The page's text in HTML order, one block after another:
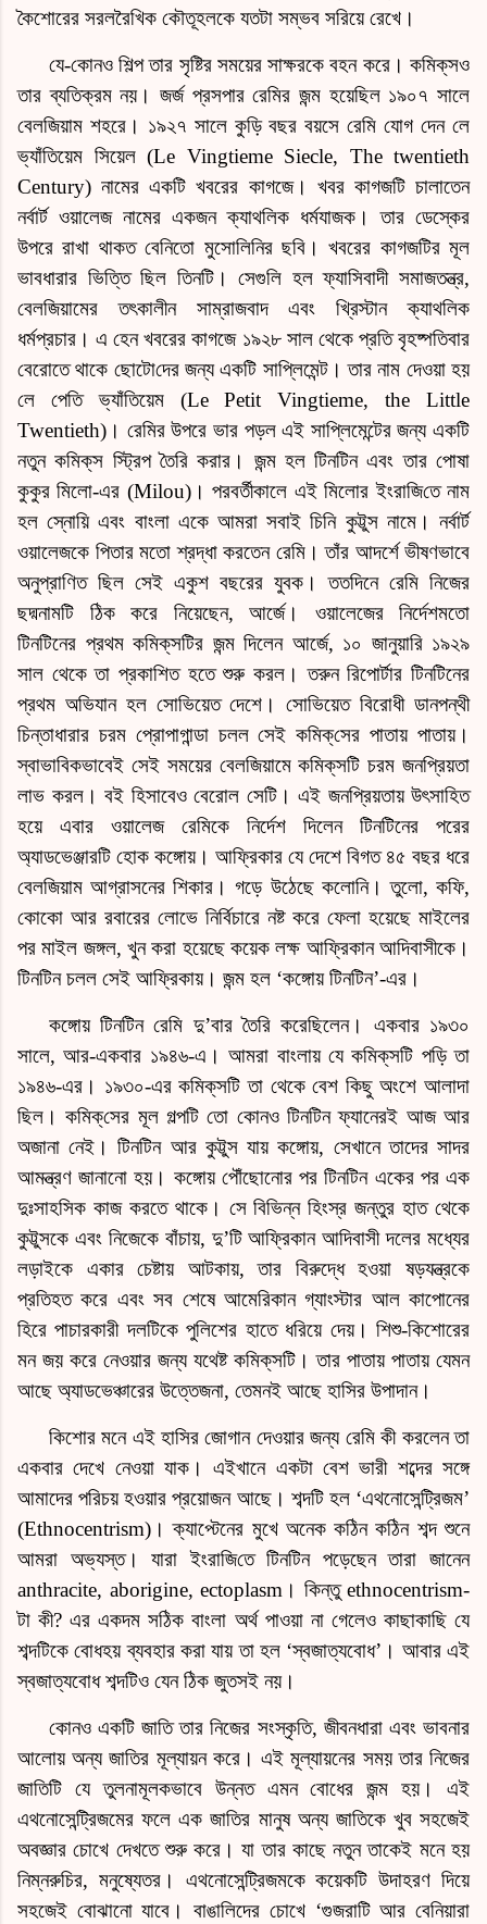
কৈশোরের সরলরৈখিক কৌতূহলকে যতটা সম্ভব সরিয়ে রেখে।
যে-কোনও শিল্প তার সৃষ্টির সময়ের সাক্ষরকে বহন করে। কমিক্‌সও
তার ব্যতিক্রম নয়। জর্জ প্রসপার রেমির জন্ম হয়েছিল ১৯০৭ সালে
বেলজিয়াম শহরে। ১৯২৭ সালে কুড়ি বছর বয়সে রেমি যোগ দেন লে
ভ্যাঁতিয়েম সিয়েল (Le Vingtieme Siecle, The twentieth
Century) নামের একটি খবরের কাগজে। খবর কাগজটি চালাতেন
নর্বার্ট ওয়ালেজ নামের একজন ক্যাথলিক ধর্মযাজক। তার ডেস্কের
উপরে রাখা থাকত বেনিতো মুসোলিনির ছবি। খবরের কাগজটির মূল
ভাবধারার ভিত্তি ছিল তিনটি। সেগুলি হল ফ্যাসিবাদী সমাজতন্ত্র,
বেলজিয়ামের তৎকালীন সাম্রাজবাদ এবং খ্রিস্টান ক্যাথলিক
ধর্মপ্রচার। এ হেন খবরের কাগজে ১৯২৮ সাল থেকে প্রতি বৃহষ্পতিবার
বেরোতে থাকে ছোটোদের জন্য একটি সাপ্লিমেন্ট। তার নাম দেওয়া হয়
লে পেতি ভ্যাঁতিয়েম (Le Petit Vingtieme, the Little
Twentieth)। রেমির উপরে ভার পড়ল এই সাপ্লিমেন্টের জন্য একটি
নতুন কমিক্‌স স্ট্রিপ তৈরি করার। জন্ম হল টিনটিন এবং তার পোষা
কুকুর মিলো-এর (Milou)। পরবর্তীকালে এই মিলোরইংরাজিতে নাম
হল স্নোয়ি এবং বাংলা একে আমরা সবাই চিনি কুট্টুস নামে। নর্বার্ট
ওয়ালেজকে পিতার মতো শ্রদ্ধা করতেন রেমি। তাঁর আদর্শে ভীষণভাবে
অনুপ্রাণিত ছিল সেই একুশ বছরের যুবক। ততদিনে রেমি নিজের
ছদ্মনামটি ঠিক করে নিয়েছেন, আর্জে। ওয়ালেজের নির্দেশমতো
টিনটিনের প্রথম কমিক্‌সটির জন্ম দিলেন আর্জে, ১০ জানুয়ারি ১৯২৯
সাল থেকে তা প্রকাশিত হতে শুরু করল। তরুন রিপোর্টার টিনটিনের
প্রথম অভিযান হল সোভিয়েত দেশে। সোভিয়েত বিরোধী ডানপন্থী
চিন্তাধারার চরম প্রোপাগান্ডা চলল সেইকমিক্‌সের পাতায় পাতায়।
স্বাভাবিকভাবেই সেই সময়ের বেলজিয়ামেকমিক্‌সটি চরম জনপ্রিয়তা
লাভ করল। বই হিসাবেও বেরোল সেটি। এই জনপ্রিয়তায় উৎসাহিত
হয়ে এবার ওয়ালেজ রেমিকে নির্দেশ দিলেন টিনটিনের পরের
অ্যাডভেঞ্জারটি হোক কঙ্গোয়। আফ্রিকার যে দেশে বিগত ৪৫ বছর ধরে
বেলজিয়ামআগ্রাসনের শিকার। গড়ে উঠেছে কলোনি। তুলো, কফি,
কোকো আর রবারের লোভে নির্বিচারে নষ্ট করে ফেলা হয়েছে মাইলের
পর মাইল জঙ্গল, খুন করা হয়েছে কয়েক লক্ষ আফ্রিকান আদিবাসীকে।
টিনটিন চলল সেই আফ্রিকায়। জন্ম হল ‘কঙ্গোয় টিনটিন’-এর।
কঙ্গোয় টিনটিন রেমি দু’বার তৈরি করেছিলেন। একবার ১৯৩০
সালে, আর-একবার ১৯৪৬-এ। আমরা বাংলায় যেকমিক্‌সটি পড়ি তা
১৯৪৬-এর। ১৯৩০-এরকমিক্‌সটি তা থেকে বেশ কিছু অংশে আলাদা
ছিল।কমিক্‌সের মূল গল্পটি তো কোনও টিনটিন ফ্যানেরই আজ আর
অজানা নেই। টিনটিন আর কুট্টুস যায় কঙ্গোয়, সেখানে তাদের সাদর
আমন্ত্রণ জানানো হয়। কঙ্গোয় পৌঁছোনোর পর টিনটিন একের পর এক
দুঃসাহসিক কাজ করতে থাকে। সে বিভিন্ন হিংস্র জন্তুর হাত থেকে
কুট্টুসকে এবং নিজেকে বাঁচায়, দু’টিআফ্রিকান আদিবাসী দলের মধ্যের
লড়াইকে একার চেষ্টায় আটকায়, তার বিরুদ্ধে হওয়া ষড়যন্ত্রকে
প্রতিহত করে এবং সব শেষে আমেরিকান গ্যাংস্টার আল কাপোনের
হিরে পাচারকারী দলটিকে পুলিশের হাতে ধরিয়ে দেয়। শিশু-কিশোরের
মন জয় করে নেওয়ার জন্য যথেষ্ট কমিক্‌সটি। তার পাতায় পাতায় যেমন
আছে অ্যাডভেঞ্চারের উত্তেজনা, তেমনই আছে হাসির উপাদান।
কিশোর মনে এই হাসির জোগান দেওয়ার জন্য রেমি কী করলেন তা
একবার দেখে নেওয়া যাক। এইখানে একটা বেশ ভারী শব্দের সঙ্গে
আমাদের পরিচয় হওয়ার প্রয়োজন আছে। শব্দটি হল ‘এথনোসেন্ট্রিজম’
(Ethnocentrism)। ক্যাপ্টেনের মুখে অনেক কঠিন কঠিন শব্দ শুনে
আমরা অভ্যস্ত। যারাইংরাজিতে টিনটিন পড়েছেন তারা জানেন
anthracite, aborigine, ectoplasm। কিন্তু ethnocentrism-
টা কী? এর একদম সঠিক বাংলা অর্থ পাওয়া না গেলেও কাছাকাছি যে
শব্দটিকে বোধহয় ব্যবহার করা যায় তা হল ‘স্বজাত্যবোধ’। আবার এই
স্বজাত্যবোধ শব্দটিও যেন ঠিক জুতসই নয়।
কোনও একটি জাতি তার নিজের সংস্কৃতি, জীবনধারা এবং ভাবনার
আলোয় অন্য জাতির মূল্যায়ন করে। এই মূল্যায়নের সময় তার নিজের
জাতিটি যে তুলনামূলকভাবে উন্নত এমন বোধের জন্ম হয়। এই
এথনোসেন্ট্রিজমের ফলে এক জাতির মানুষ অন্য জাতিকে খুব সহজেই
অবজ্ঞার চোখে দেখতে শুরু করে। যা তার কাছে নতুন তাকেই মনে হয়
নিম্নরুচির, মনুষ্যেতর। এথনোসেন্ট্রিজমকে কয়েকটি উদাহরণ দিয়ে
সহজেই বোঝানো যাবে। বাঙালিদের চোখে ‘গুজরাটি আর বেনিয়ারা